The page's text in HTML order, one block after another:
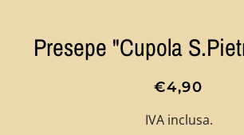
Presepe "Cupola
Prezzo
listino
Prezzo
€4,90
IVA inclusa.